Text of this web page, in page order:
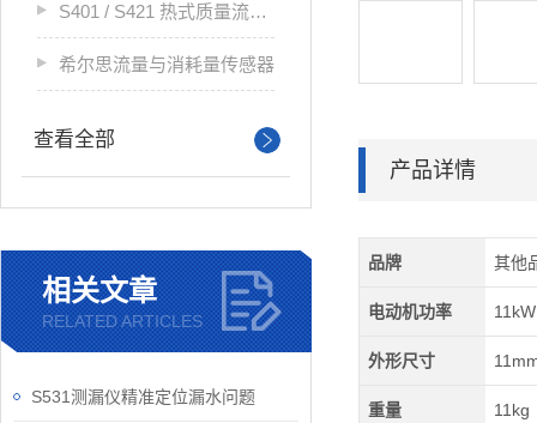
S401 / S421 热式质量流量传感器
希尔思流量与消耗量传感器
查看全部
相关文章
RELATED ARTICLES
S531测漏仪精准定位漏水问题
产品详情
品牌 其他
电动机功率 11kW
外形尺寸
重量 11kg